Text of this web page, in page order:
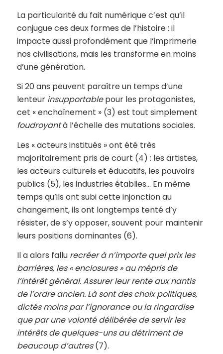
La particularité du fait numérique c’est qu’il
conjugue ces deux formes de l’histoire : il
impacte aussi profondément que l’imprimerie
nos civilisations, mais les transforme en moins
d’une génération.
Si 20 ans peuvent paraître un temps d’une
lenteur insupportablepour les protagonistes,
cet « enchaînement » (3) est tout simplement
foudroyantà l’échelle des mutations sociales.
Les « acteurs institués » ont été très
majoritairement pris de court (4) : les artistes,
les acteurs culturels et éducatifs, les pouvoirs
publics (5), les industries établies… En même
temps qu’ils ont subi cette injonction au
changement, ils ont longtemps tenté d’y
résister, de s’y opposer, souvent pour maintenir
leurs positions dominantes (6).
Il a alors fallu recréer à n’importe quel prix les
barrières, les « enclosures » au mépris de
l’intérêt général. Assurer leur rente aux nantis
de l’ordre ancien. Là sont des choix politiques,
dictés moins par l’ignorance ou la ringardise
que par une volonté délibérée de servir les
intérêts de quelques-uns au détriment de
beaucoup d’autres(7).